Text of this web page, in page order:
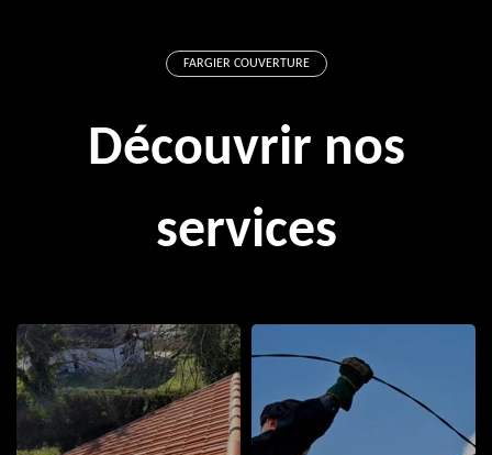
FARGIER COUVERTURE
Découvrir nos
services